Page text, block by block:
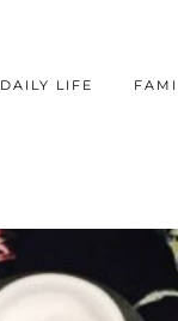
DAILY LIFE